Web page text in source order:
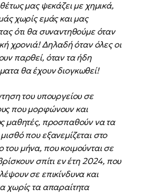
μας ψεκάζει με χημικά,
χωρίς εμάς και μας
ότι θα συναντηθούμε όταν
χρονιά! Δηλαδή όταν όλες οι
παρθεί, όταν τα ήδη
θα έχουν διογκωθεί!
του υπουργείου σε
που μορφώνουν και
μαθητές, προσπαθούν να τα
που εξανεμίζεται στο
μήνα, που κοιμούνται σε
σπίτι εν έτη 2024, που
σε επικίνδυνα και
χωρίς τα απαραίτητα